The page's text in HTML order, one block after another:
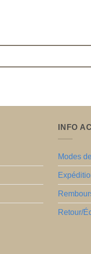
INFO
Modes
Retour/